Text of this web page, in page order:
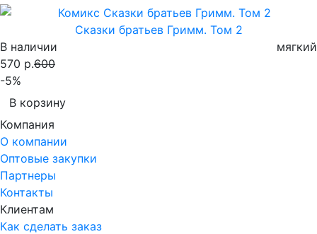
Сказки братьев Гримм. Том 2
В наличии
мягкий
570 р.600
-5%
В корзину
Компания
О компании
Оптовые закупки
Партнеры
Контакты
Клиентам
Как сделать заказ